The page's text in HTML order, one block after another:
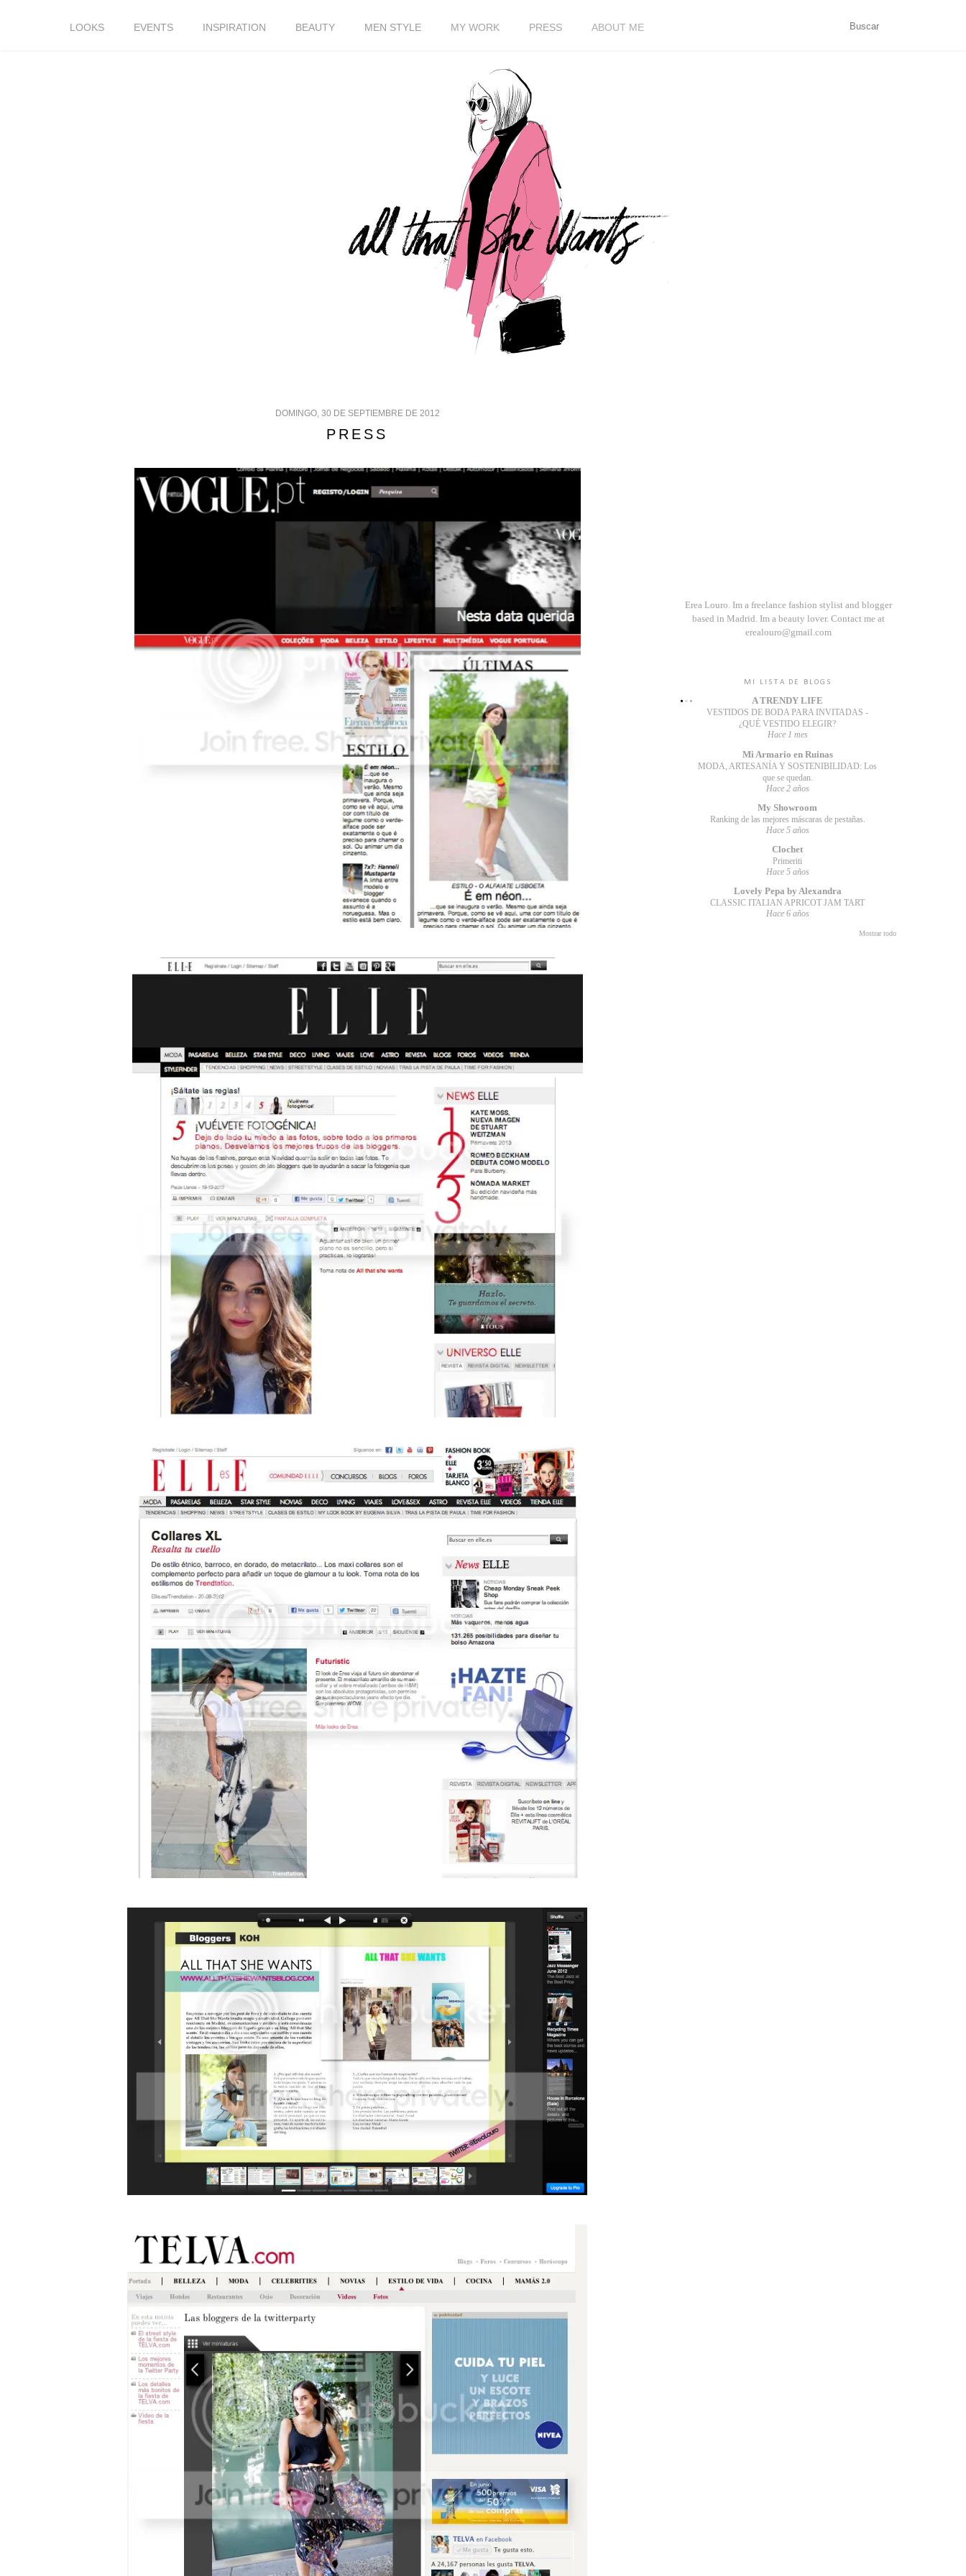
LOOKS EVENTS INSPIRATION BEAUTY MEN STYLE MY WORK PRESS ABOUT ME
DOMINGO, 30 DE SEPTIEMBRE DE 2012
PRESS
Erea Louro. Im a freelance fashion stylist and blogger
based in Madrid. Im a beauty lover. Contact me at
erealouro@gmail.com
MI LISTA DE BLOGS
A TRENDY LIFE
VESTIDOS DE BODA PARA INVITADAS -
¿QUÉ VESTIDO ELEGIR?
Hace 1 mes
Mi Armario en Ruinas
MODA, ARTESANÍA Y SOSTENIBILIDAD: Los
que se quedan.
Hace 2 años
My Showroom
Ranking de las mejores máscaras de pestañas.
Hace 5 años
Clochet
Primeriti
Hace 5 años
Lovely Pepa by Alexandra
CLASSIC ITALIAN APRICOT JAM TART
Hace 6 años
Mostrar todo